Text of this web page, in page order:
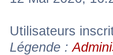
Utilisateurs
Légende :